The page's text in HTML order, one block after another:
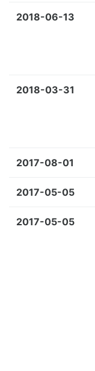
2018-06-13
2018-03-31
2017-08-01
2017-05-05
2017-05-05